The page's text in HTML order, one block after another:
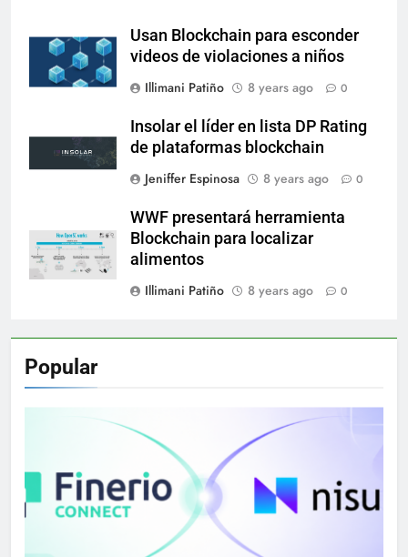
Usan Blockchain para esconder
videos de violaciones a niños
Illimani Patiño
8 years ago 0
Insolar el líder en lista DP Rating
de plataformas blockchain
Jeniffer Espinosa
8 years ago 0
WWF presentará herramienta
Blockchain para localizar
alimentos
Illimani Patiño
8 years ago 0
Popular